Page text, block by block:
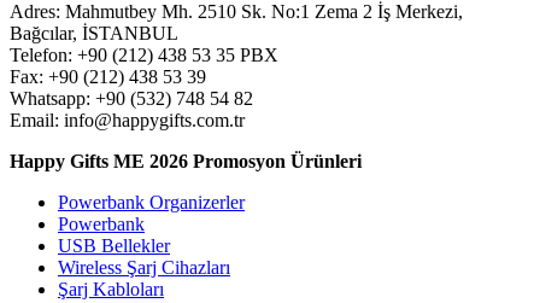
ürün
sayfasından
seçilebilir
Adres: Mahmutbey Mh. 2510 Sk. No:1 Zema 2 İş Merkezi,
Bağcılar, İSTANBUL
Telefon: +90 (212) 438 53 35 PBX
Fax: +90 (212) 438 53 39
Whatsapp: +90 (532) 748 54 82
Email: info@happygifts.com.tr
Happy Gifts ME 2026 Promosyon Ürünleri
Powerbank Organizerler
Powerbank
USB Bellekler
Wireless Şarj Cihazları
Şarj Kabloları